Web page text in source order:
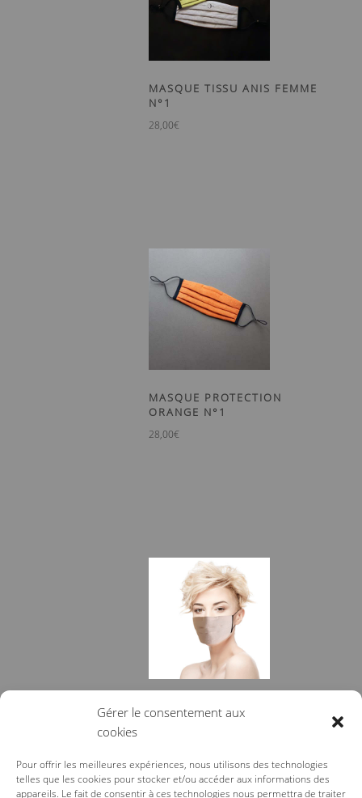
Gérer le consentement aux
cookies
Pour offrir les meilleures expériences, nous utilisons des technologies
telles que les cookies pour stocker et/ou accéder aux informations des
appareils. Le fait de consentir à ces technologies nous permettra de traiter
MASQUE TISSU ANIS FEMME
N°1
28,00€
MASQUE PROTECTION
ORANGE N°1
28,00€
MASQUE TISSU ROSE PÂLE
N°1